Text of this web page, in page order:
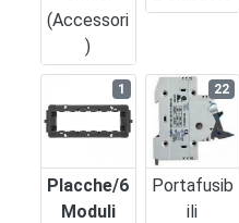
(accessori
)
Placche/6
Moduli
1
Portafusib
Ili
22